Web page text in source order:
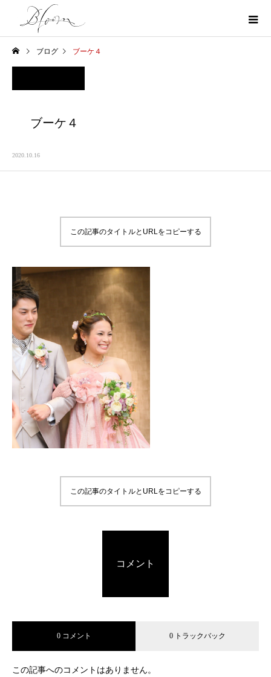
ブログ ブーケ４
ブーケ４
2020.10.16
この記事のタイトルとURLをコピーする
この記事のタイトルとURLをコピーする
コメント
0 コメント 0 トラックバック
この記事へのコメントはありません。